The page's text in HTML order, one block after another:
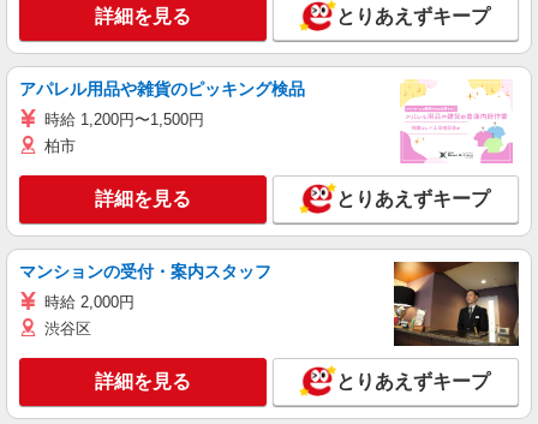
詳細を見る とりあえずキープ
アパレル用品や雑貨のピッキング検品
時給 1,200円〜1,500円
柏市
詳細を見る とりあえずキープ
マンションの受付・案内スタッフ
時給 2,000円
渋谷区
詳細を見る とりあえずキープ